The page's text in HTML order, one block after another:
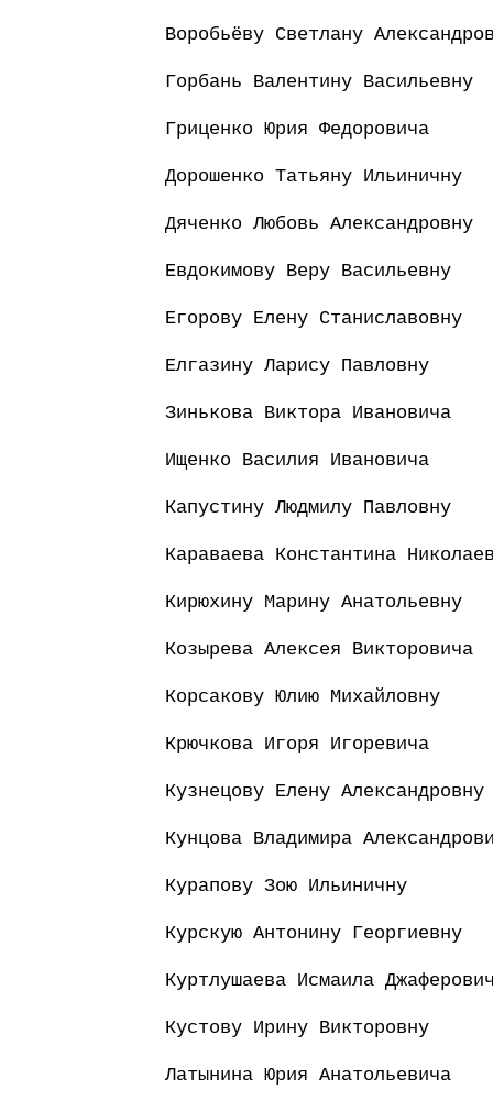
Воробьёву Светлану
Горбань Валентину Васильевну
Гриценко Юрия Федоровича
Дорошенко Татьяну Ильиничну
Дяченко Любовь Александровну
Евдокимову Веру Васильевну
Егорову Елену Станиславовну
Елгазину Ларису Павловну
Зинькова Виктора Ивановича
Ищенко Василия Ивановича
Капустину Людмилу Павловну
Караваева Константина
Кирюхину Марину Анатольевну
Козырева Алексея Викторовича
Корсакову Юлию Михайловну
Крючкова Игоря Игоревича
Кузнецову Елену Александровну
Кунцова Владимира
Курапову Зою Ильиничну
Курскую Антонину Георгиевну
Куртлушаева Исмаила
Кустову Ирину Викторовну
Латынина Юрия Анатольевича